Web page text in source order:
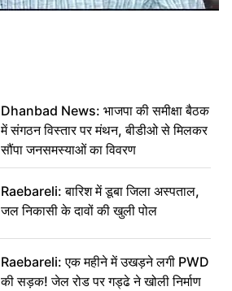
Dhanbad News: भाजपा की समीक्षा बैठक
में संगठन विस्तार पर मंथन, बीडीओ से मिलकर
सौंपा जनसमस्याओं का विवरण
Raebareli: बारिश में डूबा जिला अस्पताल,
जल निकासी के दावों की खुली पोल
Raebareli: एक महीने में उखड़ने लगी PWD
की सड़क! जेल रोड पर गड्ढे ने खोली निर्माण